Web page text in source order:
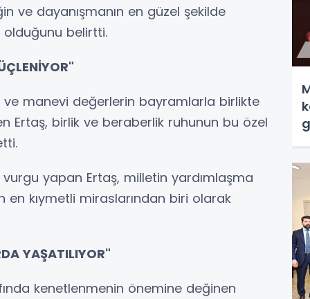
ve dayanışmanın en güzel şekilde
olduğunu belirtti.
ve manevi değerlerin bayramlarla birlikte
Ertaş, birlik ve beraberlik ruhunun bu özel
yapan Ertaş, milletin yardımlaşma
en kıymetli miraslarından biri olarak
YAŞATILIYOR"
kenetlenmenin önemine değinen